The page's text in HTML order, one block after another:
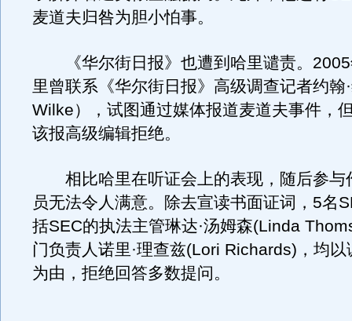
麦道夫归咎为胆小怕事。
《华尔街日报》也遭到哈里谴责。2005
里曾联系《华尔街日报》高级调查记者约翰
Wilke），试图通过媒体报道麦道夫事件，
该报高级编辑拒绝。
相比哈里在听证会上的表现，随后参与
员无法令人满意。除去宣读书面证词，5名
括SEC的执法主管琳达·汤姆森(Linda
门负责人诺里·理查兹(Lori Richards)，均
为由，拒绝回答多数提问。